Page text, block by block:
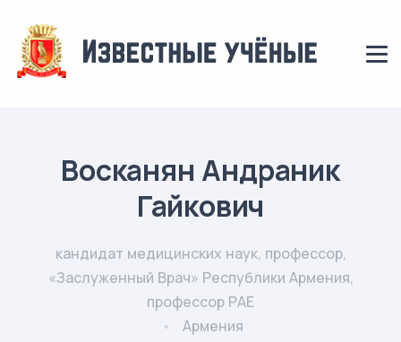
Восканян Андраник
Гайкович
кандидат медицинских наук, профессор,
«Заслуженный Врач» Республики Армения,
профессор РАЕ
Армения